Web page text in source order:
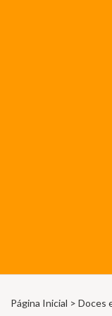
Página Inicial > Doces